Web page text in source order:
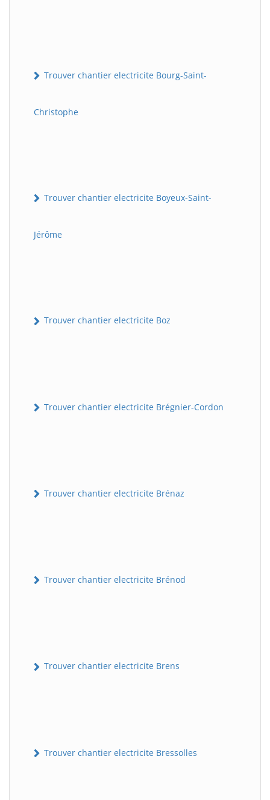
Trouver chantier electricite Bourg-Saint-
Christophe
Trouver chantier electricite Boyeux-Saint-
Jérôme
Trouver chantier electricite Boz
Trouver chantier electricite Brégnier-Cordon
Trouver chantier electricite Brénaz
Trouver chantier electricite Brénod
Trouver chantier electricite Brens
Trouver chantier electricite Bressolles